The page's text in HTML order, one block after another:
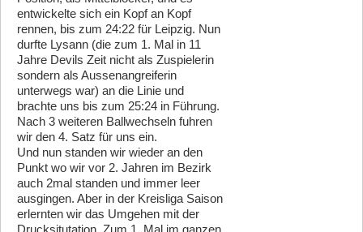
entwickelte sich ein Kopf an Kopf
rennen, bis zum 24:22 für Leipzig. Nun
durfte Lysann (die zum 1. Mal in 11
Jahre Devils Zeit nicht als Zuspielerin
sondern als Aussenangreiferin
unterwegs war) an die Linie und
brachte uns bis zum 25:24 in Führung.
Nach 3 weiteren Ballwechseln fuhren
wir den 4. Satz für uns ein.
Und nun standen wir wieder an den
Punkt wo wir vor 2. Jahren im Bezirk
auch 2mal standen und immer leer
ausgingen. Aber in der Kreisliga Saison
erlernten wir das Umgehen mit der